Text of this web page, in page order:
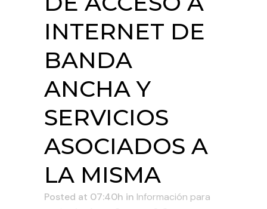
INTERNET DE
BANDA
ANCHA Y
SERVICIOS
ASOCIADOS A
LA MISMA
Posted at 07:40h in Información para